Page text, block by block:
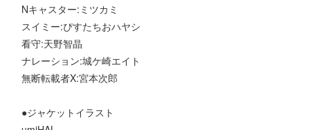
Nキャスター:ミツカミ
スイミー:ぴすたちおハヤシ
看守:天野智晶
ナレーション:城ケ崎エイト
無断転載者X:宮本次郎
●ジャケットイラスト